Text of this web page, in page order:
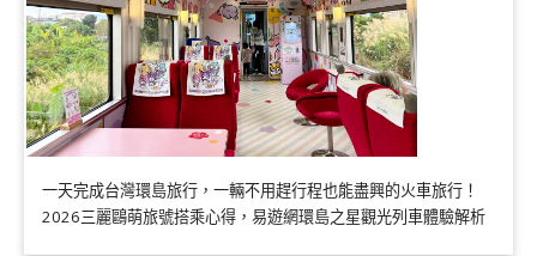
一天完成台灣環島旅行，一輛不用趕行程也能盡興的火車旅行！
2026三麗鷗萌旅號搭乘心得，易遊網環島之星觀光列車體驗解析